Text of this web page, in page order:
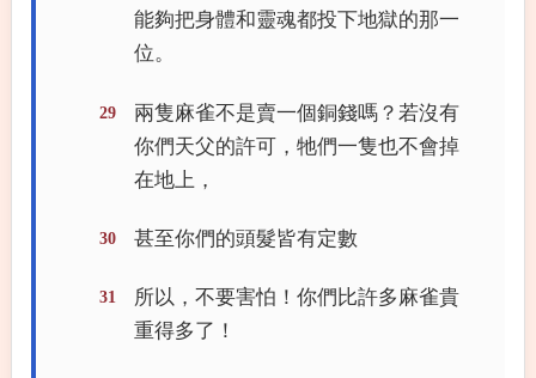
能夠把身體和靈魂都投下地獄的那一
位。
29
兩隻麻雀不是賣一個銅錢嗎？若沒有
你們天父的許可，牠們一隻也不會掉
在地上，
30 甚至你們的頭髮皆有定數
31
所以，不要害怕！你們比許多麻雀貴
重得多了！